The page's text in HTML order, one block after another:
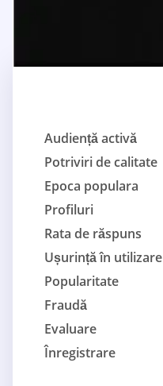
Audiență activă
Potriviri de calitate
Epoca populara
Profiluri
Rata de răspuns
Ușurință în utilizare
Popularitate
Fraudă
Evaluare
Înregistrare